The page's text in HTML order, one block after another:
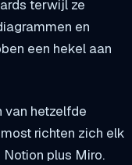
terwijl ze
en
een hekel aan
van hetzelfde
richten zich elk
plus Miro.